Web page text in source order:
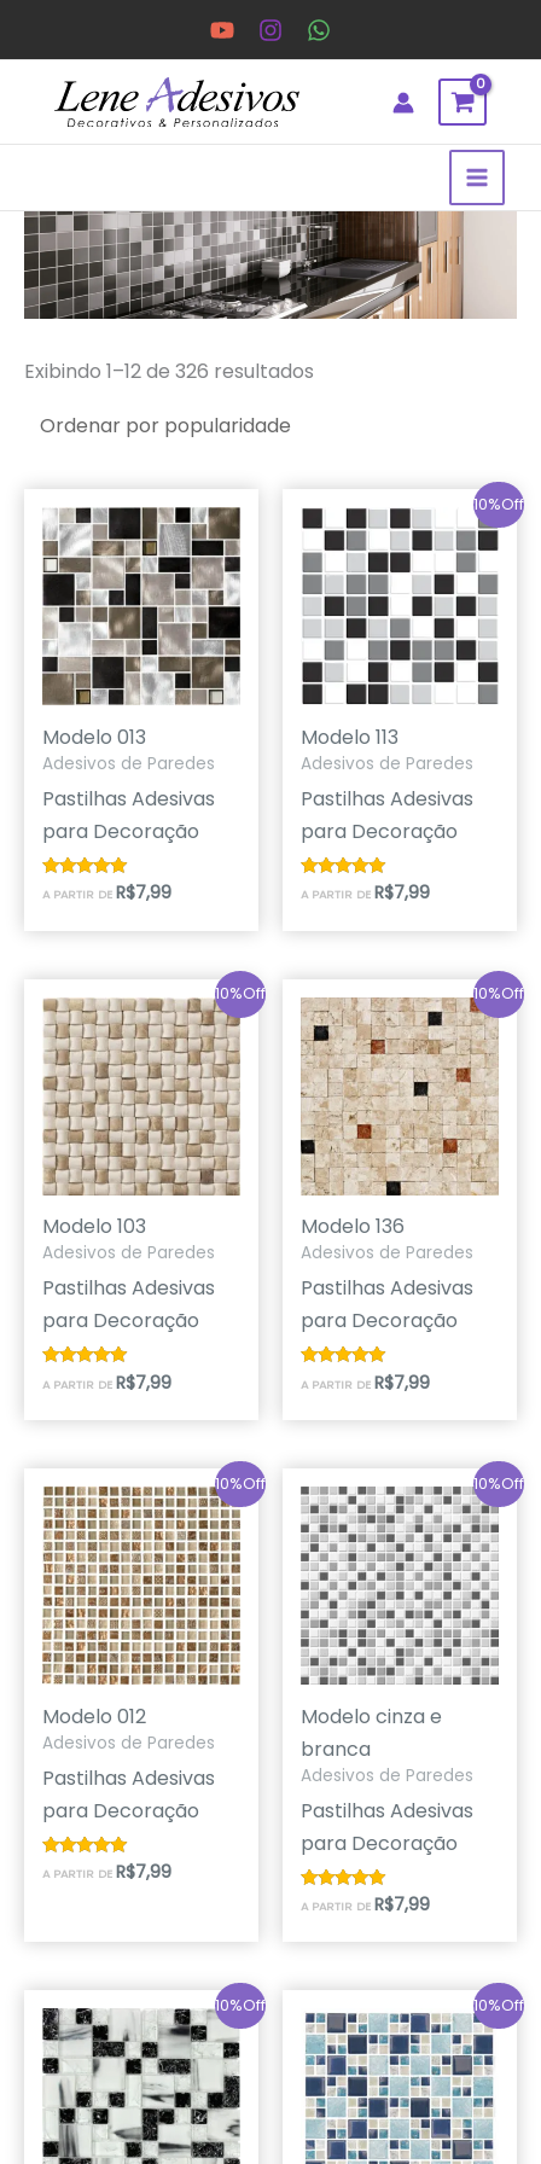
conteúdo
Exibindo 1–12 de 326 resultados
Classificado
por
popularidade
Modelo 013
Adesivos de Paredes
Pastilhas Adesivas
para Decoração
Avaliação
A PARTIR DE R$7,99
10%Off
Modelo 113
Adesivos de Paredes
Pastilhas Adesivas
para Decoração
Avaliação
A PARTIR DE R$7,99
10%Off
Modelo 103
Adesivos de Paredes
Pastilhas Adesivas
para Decoração
Avaliação
4.80
A PARTIR DE R$7,99
10%Off
Modelo 136
Adesivos de Paredes
Pastilhas Adesivas
para Decoração
Avaliação
5.00
A PARTIR DE R$7,99
10%Off
Modelo 012
Adesivos de Paredes
Pastilhas Adesivas
para Decoração
Avaliação
A PARTIR DE R$7,99
10%Off
Modelo cinza e
branca
Adesivos de Paredes
Pastilhas Adesivas
para Decoração
Avaliação
A PARTIR DE R$7,99
10%Off 10%Off